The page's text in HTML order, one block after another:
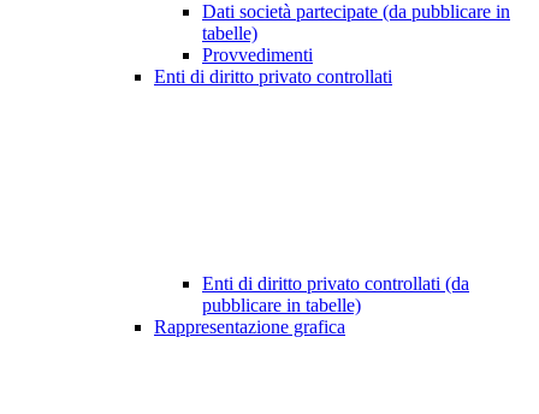
Dati società partecipate (da pubblicare in
tabelle)
Provvedimenti
Enti di diritto privato controllati
Enti di diritto privato controllati (da
pubblicare in tabelle)
Rappresentazione grafica